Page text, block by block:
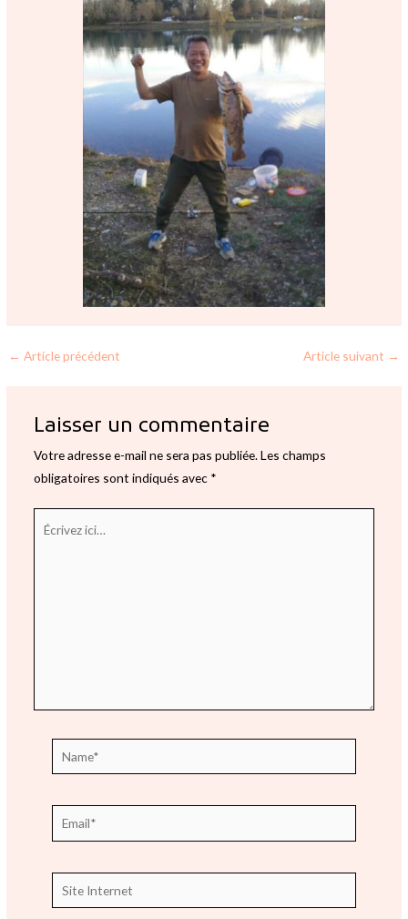
← Article précédent Article suivant →
Laisser un commentaire
Votre adresse e-mail ne sera pas publiée.Les champs
obligatoires sont indiqués avec *
Name*
Email*
Site
Internet